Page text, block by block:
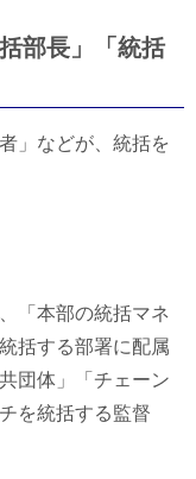
部長」「統括
」などが、統括を
「本部の統括マネ
括する部署に配属
団体」「チェーン
を統括する監督